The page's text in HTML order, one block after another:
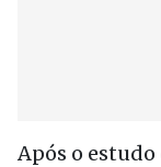
Após o